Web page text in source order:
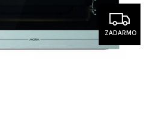
ZADARMO